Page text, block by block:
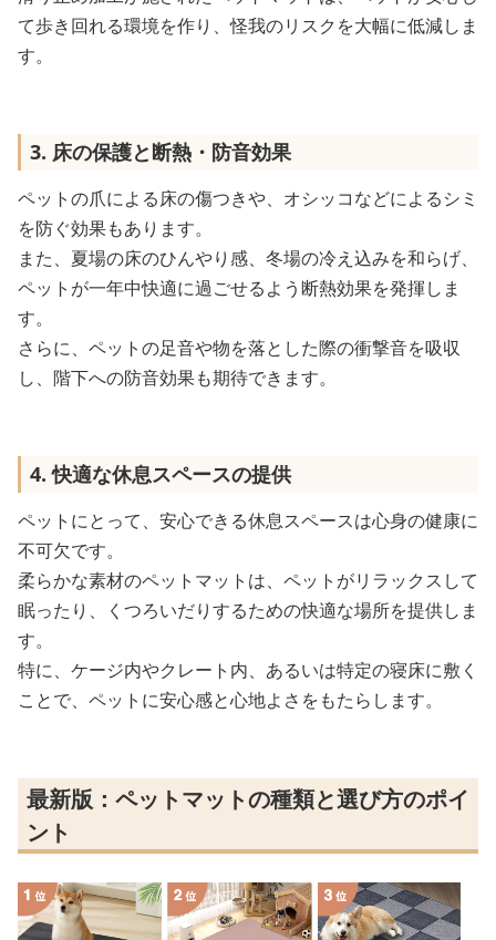
て歩き回れる環境を作り、怪我のリスクを大幅に低減しま
す。
3. 床の保護と断熱・防音効果
ペットの爪による床の傷つきや、オシッコなどによるシミ
を防ぐ効果もあります。
また、夏場の床のひんやり感、冬場の冷え込みを和らげ、
ペットが一年中快適に過ごせるよう断熱効果を発揮しま
す。
さらに、ペットの足音や物を落とした際の衝撃音を吸収
し、階下への防音効果も期待できます。
4. 快適な休息スペースの提供
ペットにとって、安心できる休息スペースは心身の健康に
不可欠です。
柔らかな素材のペットマットは、ペットがリラックスして
眠ったり、くつろいだりするための快適な場所を提供しま
す。
特に、ケージ内やクレート内、あるいは特定の寝床に敷く
ことで、ペットに安心感と心地よさをもたらします。
最新版：ペットマットの種類と選び方のポイ
ント